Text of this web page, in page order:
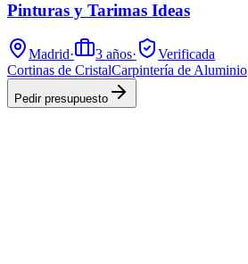
Pinturas y Tarimas Ideas
Madrid· 3 años·
Verificada
Cortinas de CristalCarpintería de Aluminio
Pedir presupuesto